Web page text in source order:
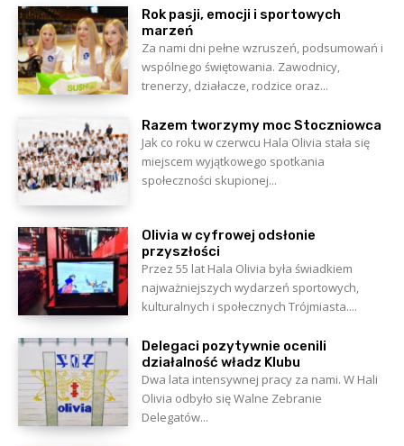
Rok pasji, emocji i sportowych
marzeń
Za nami dni pełne wzruszeń, podsumowań i
wspólnego świętowania. Zawodnicy,
trenerzy, działacze, rodzice oraz...
Razem tworzymy moc Stoczniowca
Jak co roku w czerwcu Hala Olivia stała się
miejscem wyjątkowego spotkania
społeczności skupionej...
Olivia w cyfrowej odsłonie
przyszłości
Przez 55 lat Hala Olivia była świadkiem
najważniejszych wydarzeń sportowych,
kulturalnych i społecznych Trójmiasta....
Delegaci pozytywnie ocenili
działalność władz Klubu
Dwa lata intensywnej pracy za nami. W Hali
Olivia odbyło się Walne Zebranie
Delegatów...